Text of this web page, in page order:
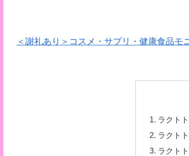
＜謝礼あり＞コスメ・サプリ・健康食品
ラクト
ラクト
ラクト